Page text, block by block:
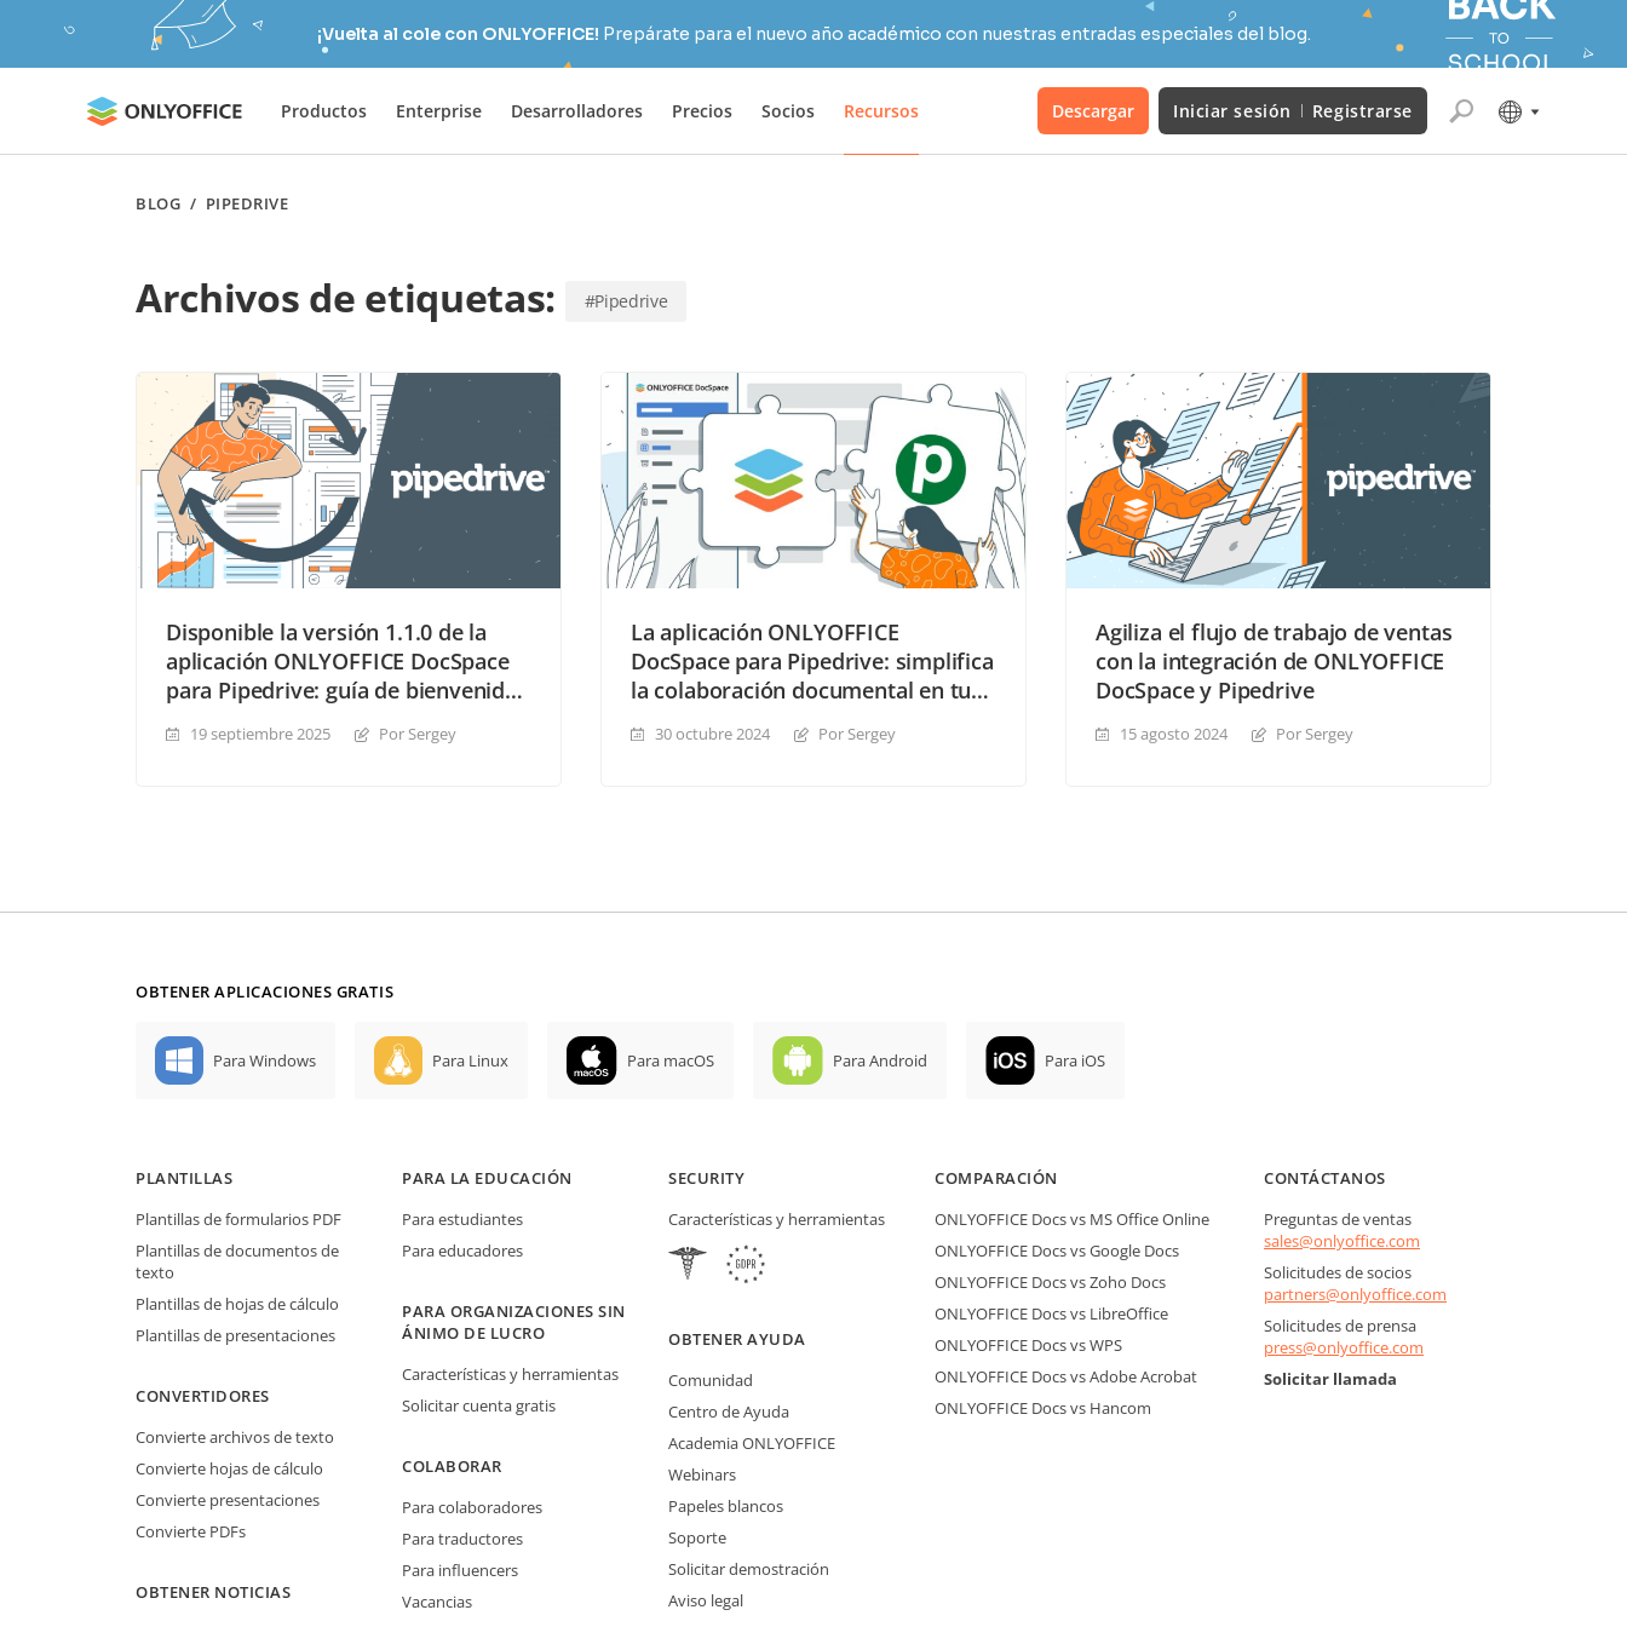
¡Vuelta al cole con ONLYOFFICE! Prepárate para el nuevo año académico con nuestras entradas especiales del blog.
Productos Enterprise Desarrolladores Precios Socios Recursos Descargar Iniciar sesión Registrarse
BLOG / PIPEDRIVE
Archivos de etiquetas: #Pipedrive
Disponible la versión 1.1.0 de la
aplicación ONLYOFFICE DocSpace
para Pipedrive: guía de bienvenida
predeterminadas, selección del tipo
19 septiembre 2025 Por Sergey
La aplicación ONLYOFFICE
DocSpace para Pipedrive: simplifica
la colaboración documental en tus
30 octubre 2024 Por Sergey
Agiliza el flujo de trabajo de ventas
con la integración de ONLYOFFICE
DocSpace y Pipedrive
15 agosto 2024 Por Sergey
OBTENER APLICACIONES GRATIS
Para Windows Para Linux Para macOS Para Android Para iOS
PLANTILLAS
Plantillas de formularios PDF
Plantillas de documentos de
texto
Plantillas de hojas de cálculo
Plantillas de presentaciones
CONVERTIDORES
Convierte archivos de texto
Convierte hojas de cálculo
Convierte presentaciones
Convierte PDFs
OBTENER NOTICIAS
PARA LA EDUCACIÓN
Para estudiantes
Para educadores
PARA ORGANIZACIONES SIN
ÁNIMO DE LUCRO
Características y herramientas
Solicitar cuenta gratis
COLABORAR
Para colaboradores
Para traductores
Para influencers
Vacancias
SECURITY
Características y herramientas
OBTENER AYUDA
Comunidad
Centro de Ayuda
Academia ONLYOFFICE
Webinars
Papeles blancos
Soporte
Solicitar demostración
Aviso legal
COMPARACIÓN
ONLYOFFICE Docs vs MS Office Online
ONLYOFFICE Docs vs Google Docs
ONLYOFFICE Docs vs Zoho Docs
ONLYOFFICE Docs vs LibreOffice
ONLYOFFICE Docs vs WPS
ONLYOFFICE Docs vs Adobe Acrobat
ONLYOFFICE Docs vs Hancom
CONTÁCTANOS
Preguntas de ventas
sales@onlyoffice.com
Solicitudes de socios
partners@onlyoffice.com
Solicitudes de prensa
press@onlyoffice.com
Solicitar llamada